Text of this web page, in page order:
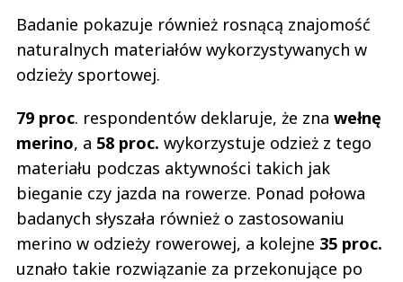
Badanie pokazuje również rosnącą znajomość
naturalnych materiałów wykorzystywanych w
odzieży sportowej.
79 proc. respondentów deklaruje, że zna wełnę
merino, a 58 proc. wykorzystuje odzież z tego
materiału podczas aktywności takich jak
bieganie czy jazda na rowerze. Ponad połowa
badanych słyszała również o zastosowaniu
merino w odzieży rowerowej, a kolejne 35 proc.
uznało takie rozwiązanie za przekonujące po